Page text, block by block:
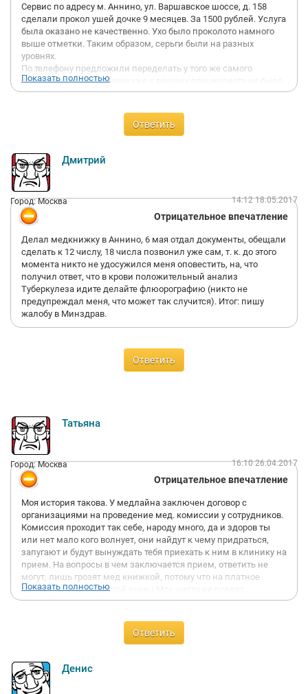
Сервис по адресу м. Аннино, ул. Варшавское шоссе, д. 158
сделали прокол ушей дочке 9 месяцев. За 1500 рублей. Услуга
была оказано не качественно. Ухо было проколото намного
выше отметки. Таким образом, серьги были на разных
уровнях.
По телефону предложили переделать у того же самого
специалиста. Но доверие уже к вашему специалисту не было.
Напоминаем, что дочке 9 месяцев, процедура болезненная.
решение сделать новые проколы в другой клинике (заплатив
за услуги 3 000 руб.!), где нам уже правильно линейкой как
ушек (в отделение Аннино рисовал специалист на глаз, без
измерений). Перед проколом Ваш специалист Медлайн-
Сервис уронил стерильные сережки на пол!
Придя в Вашу клинику, администратор отказал в
компенсации по некачественной услуге. Но после споров
вернул нам грубо только 500 руб. Извинения за моральный
Ужасное отношение к пациентам! Опыта 0! Пусть все знают.
Не рекомендую данную клинику. Особенно эту услугу!
Запомним надолго!
Показать полностью
Ответить
Дмитрий
Город: Москва 14:12 18.05.2017
Отрицательное впечатление
Делал медкнижку в Аннино, 6 мая отдал документы, обещали
сделать к 12 числу, 18 числа позвонил уже сам, т. к. до этого
момента никто не удосужился меня оповестить, на, что
получил ответ, что в крови положительный анализ
Туберкулеза идите делайте флюорографию (никто не
предупреждал меня, что может так случится). Итог: пишу
жалобу в Минздрав.
Ответить
Татьяна
Город: Москва 16:10 26.04.2017
Отрицательное впечатление
Моя история такова. У медлайна заключен договор с
организациями на проведение мед. комиссии у сотрудников.
Комиссия проходит так себе, народу много, да и здоров ты
или нет мало кого волнует, они найдут к чему придраться,
запугают и будут вынуждать тебя приехать к ним в клинику на
прием. На вопросы в чем заключается прием, ответить не
могут, лишь грозят мед книжкой, потому что на платное
лечение к ним на другой конец Мск никто не поедет.
Отпросившись с работы, мы поехали к ним на ул. Берзарина,
Неужели нельзя пойти в свою поликлинику и сбросить им
необходимые справки по почте, если имеются вопросы по
узнаем, что врач отсутствует, никто другой принять не может.
Прям один врач на всю клинику, который лечить все равно не
будет. Никаких извинений от администратора не услышаны,
Показать полностью
Ответить
Денис